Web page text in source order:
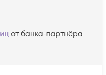
от банка-партнёра.